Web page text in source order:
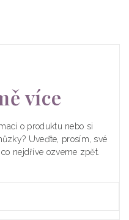
více
o produktu nebo si
Uveďte, prosím, své
nejdříve ozveme zpět.